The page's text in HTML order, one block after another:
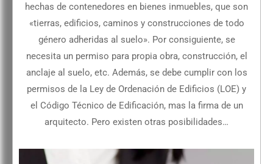
hechas de contenedores en bienes inmuebles, que son
«tierras, edificios, caminos y construcciones de todo
género adheridas al suelo». Por consiguiente, se
necesita un permiso para propia obra, construcción, el
anclaje al suelo, etc. Además, se debe cumplir con los
permisos de la Ley de Ordenación de Edificios (LOE) y
el Código Técnico de Edificación, mas la firma de un
arquitecto. Pero existen otras posibilidades…